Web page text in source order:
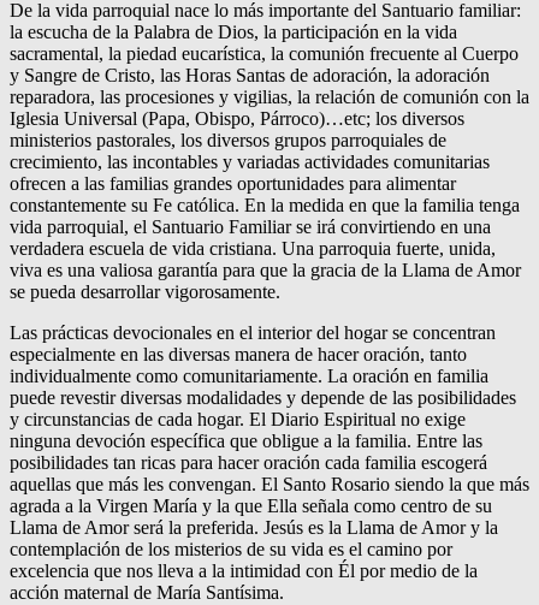
De la vida parroquial nace lo más importante del Santuario familiar:
la escucha de la Palabra de Dios, la participación en la vida
sacramental, la piedad eucarística, la comunión frecuente al Cuerpo
y Sangre de Cristo, las Horas Santas de adoración, la adoración
reparadora, las procesiones y vigilias, la relación de comunión con la
Iglesia Universal (Papa, Obispo, Párroco)…etc; los diversos
ministerios pastorales, los diversos grupos parroquiales de
crecimiento, las incontables y variadas actividades comunitarias
ofrecen a las familias grandes oportunidades para alimentar
constantemente su Fe católica. En la medida en que la familia tenga
vida parroquial, el Santuario Familiar se irá convirtiendo en una
verdadera escuela de vida cristiana. Una parroquia fuerte, unida,
viva es una valiosa garantía para que la gracia de la Llama de Amor
se pueda desarrollar vigorosamente.
Las prácticas devocionales en el interior del hogar se concentran
especialmente en las diversas manera de hacer oración, tanto
individualmente como comunitariamente. La oración en familia
puede revestir diversas modalidades y depende de las posibilidades
y circunstancias de cada hogar. El Diario Espiritual no exige
ninguna devoción específica que obligue a la familia. Entre las
posibilidades tan ricas para hacer oración cada familia escogerá
aquellas que más les convengan. El Santo Rosario siendo la que más
agrada a la Virgen María y la que Ella señala como centro de su
Llama de Amor será la preferida. Jesús es la Llama de Amor y la
contemplación de los misterios de su vida es el camino por
excelencia que nos lleva a la intimidad con Él por medio de la
acción maternal de María Santísima.